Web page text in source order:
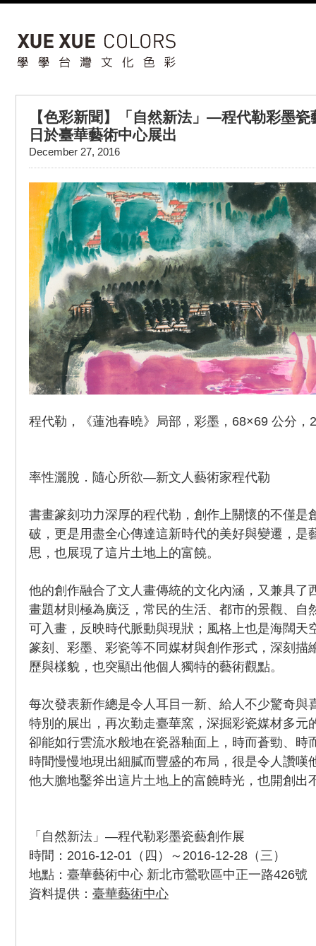
【色彩新聞】「自然新法」—程代勒彩墨
日於臺華藝術中心展出
December 27, 2016
程代勒，《蓮池春曉》局部，彩墨，68×69 公分，
率性灑脫．隨心所欲—新文人藝術家程代勒
書畫篆刻功力深厚的程代勒，創作上關懷的不僅是
破，更是用盡全心傳達這新時代的美好與變遷，是
思，也展現了這片土地上的富饒。
他的創作融合了文人畫傳統的文化內涵，又兼具了
畫題材則極為廣泛，常民的生活、都市的景觀、自
可入畫，反映時代脈動與現狀；風格上也是海闊天
篆刻、彩墨、彩瓷等不同媒材與創作形式，深刻描
歷與樣貌，也突顯出他個人獨特的藝術觀點。
每次發表新作總是令人耳目一新、給人不少驚奇與
特別的展出，再次勤走臺華窯，深掘彩瓷媒材多元
卻能如行雲流水般地在瓷器釉面上，時而蒼勁、時
時間慢慢地現出細膩而豐盛的布局，很是令人讚嘆
他大膽地鑿斧出這片土地上的富饒時光，也開創出
「自然新法」—程代勒彩墨瓷藝創作展
時間：2016-12-01（四）～2016-12-28（三）
地點：臺華藝術中心 新北市鶯歌區中正一路426號
資料提供： 臺華藝術中心